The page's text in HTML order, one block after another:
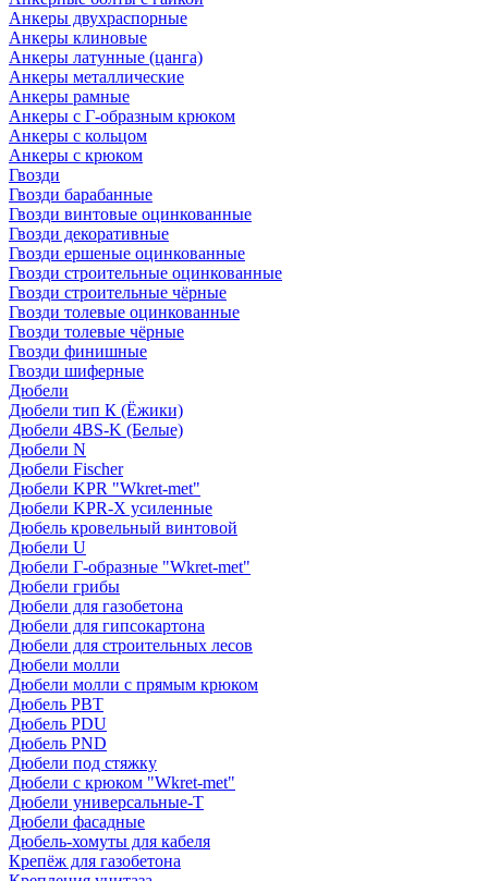
Анкеры двухраспорные
Анкеры клиновые
Анкеры латунные (цанга)
Анкеры металлические
Анкеры рамные
Анкеры с Г-образным крюком
Анкеры с кольцом
Анкеры с крюком
Гвозди
Гвозди барабанные
Гвозди винтовые оцинкованные
Гвозди декоративные
Гвозди ершеные оцинкованные
Гвозди строительные оцинкованные
Гвозди строительные чёрные
Гвозди толевые оцинкованные
Гвозди толевые чёрные
Гвозди финишные
Гвозди шиферные
Дюбели
Дюбели тип К (Ёжики)
Дюбели 4BS-K (Белые)
Дюбели N
Дюбели Fischer
Дюбели KPR "Wkret-met"
Дюбели KPR-Х усиленные
Дюбель кровельный винтовой
Дюбели U
Дюбели Г-образные "Wkret-met"
Дюбели грибы
Дюбели для газобетона
Дюбели для гипсокартона
Дюбели для строительных лесов
Дюбели молли
Дюбели молли с прямым крюком
Дюбель PBT
Дюбель PDU
Дюбель PND
Дюбели под стяжку
Дюбели с крюком "Wkret-met"
Дюбели универсальные-Т
Дюбели фасадные
Дюбель-хомуты для кабеля
Крепёж для газобетона